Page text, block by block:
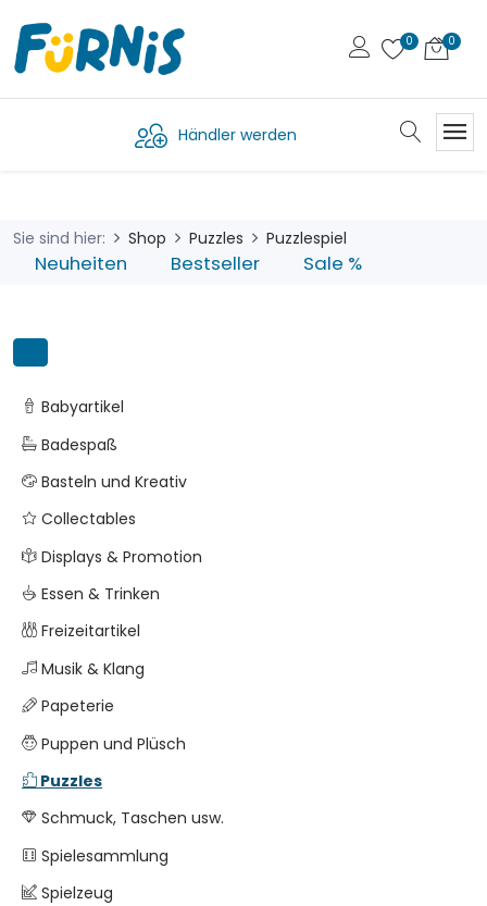
Händler werden
Sie sind hier: Shop Puzzles Puzzlespiel
Neuheiten Bestseller Sale %
Babyartikel
Badespaß
Basteln und Kreativ
Collectables
Displays & Promotion
Essen & Trinken
Freizeitartikel
Musik & Klang
Papeterie
Puppen und Plüsch
Puzzles
Schmuck, Taschen usw.
Spielesammlung
Spielzeug